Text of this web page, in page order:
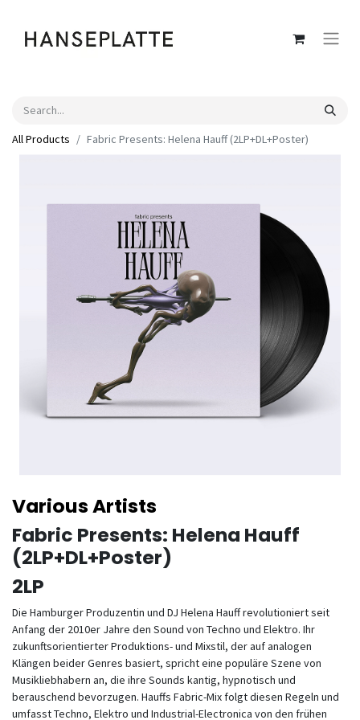
All Products Fabric Presents: Helena Hauff (2LP+DL+Poster)
Various Artists
Fabric Presents: Helena Hauff
(2LP+DL+Poster)
2LP
Die Hamburger Produzentin und DJ Helena Hauff revolutioniert seit
Anfang der 2010er Jahre den Sound von Techno und Elektro. Ihr
zukunftsorientierter Produktions- und Mixstil, der auf analogen
Klängen beider Genres basiert, spricht eine populäre Szene von
Musikliebhabern an, die ihre Sounds kantig, hypnotisch und
berauschend bevorzugen. Hauffs Fabric-Mix folgt diesen Regeln und
umfasst Techno, Elektro und Industrial-Electronica von den frühen